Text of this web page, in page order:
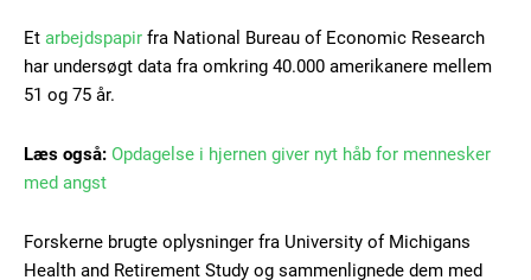
Free limited access
Et arbejdspapir fra National Bureau of Economic Research
har undersøgt data fra omkring 40.000 amerikanere mellem
51 og 75 år.
Læs også: Opdagelse i hjernen giver nyt håb for mennesker
med angst
Forskerne brugte oplysninger fra University of Michigans
Health and Retirement Study og sammenlignede dem med